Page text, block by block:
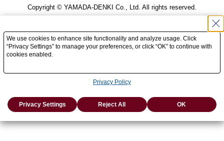
Copyright © YAMADA-DENKI Co., Ltd. All rights reserved.
We use cookies to enhance site functionality and analyze usage. Click
“Privacy Settings” to manage your preferences, or click “OK” to continue with
cookies enabled.
Privacy Policy
Privacy Settings Reject All OK